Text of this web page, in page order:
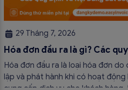
29 Tháng 7, 2026
Hóa đơn đầu ra là gì? Các
bắt buộc mới nhất
Hóa đơn đầu ra là loại hóa đơn do
lập và phát hành khi có hoạt động